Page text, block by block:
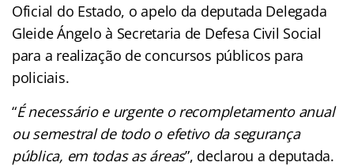
Oficial do Estado, o apelo da deputada Delegada
Gleide Ángelo à Secretaria de Defesa Civil Social
para a realização de concursos públicos para
policiais.
“É necessário e urgente o recompletamento anual
ou semestral de todo o efetivo da segurança
pública, em todas as áreas”, declarou a deputada.